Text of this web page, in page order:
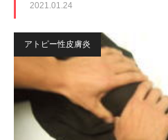
2021.01.24
アトピー性皮膚炎